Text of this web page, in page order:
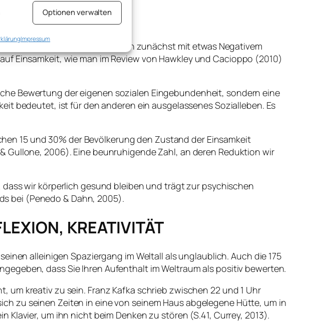
und Aufdeckung von
Anzeige von
Optionen verwalten
Impressum
zuschaut. Wer das Alleinsein zunächst mit etwas Negativem
Einsamkeit, wie man im Review von Hawkley und Cacioppo (2010)
Bewertung der eigenen sozialen Eingebundenheit, sondern eine
bedeutet, ist für den anderen ein ausgelassenes Sozialleben. Es
15 und 30% der Bevölkerung den Zustand der Einsamkeit
2006). Eine beunruhigende Zahl, an deren Reduktion wir
wir körperlich gesund bleiben und trägt zur psychischen
bei (Penedo & Dahn, 2005).
KREATIVITÄT
alleinigen Spaziergang im Weltall als unglaublich. Auch die 175
dass Sie Ihren Aufenthalt im Weltraum als positiv bewerten.
kreativ zu sein. Franz Kafka schrieb zwischen 22 und 1 Uhr
zu seinen Zeiten in eine von seinem Haus abgelegene Hütte, um in
um ihn nicht beim Denken zu stören (S.41, Currey, 2013).